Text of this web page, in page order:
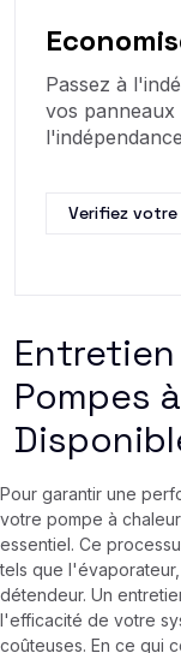
Passez à
vos
Verifiez
Pompes
Pour garantir une
votre pompe à
essentiel. Ce
tels que
détendeur. Un
l'efficacité de votre
coûteuses. En ce qui